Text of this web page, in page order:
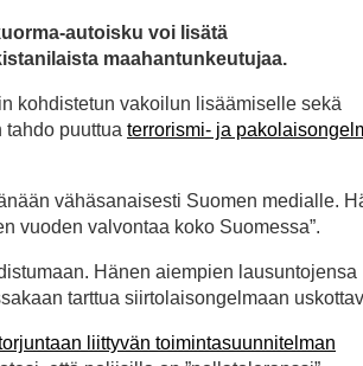
autoisku voi lisätä
maahantunkeutujaa.
kohdistetun vakoilun lisäämiselle sekä
puuttua terrorismi- ja
vähäsanaisesti Suomen medialle.
vuoden valvontaa koko Suomessa”.
Hänen aiempien lausuntojensa
tarttua siirtolaisongelmaan
liittyvän toimintasuunnitelman